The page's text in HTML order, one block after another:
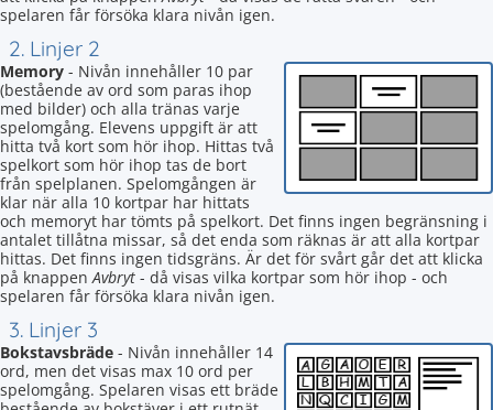
spelaren får försöka klara nivån igen.
2. Linjer 2
Memory - Nivån innehåller 10 par
(bestående av ord som paras ihop
med bilder) och alla tränas varje
spelomgång. Elevens uppgift är att
hitta två kort som hör ihop. Hittas två
spelkort som hör ihop tas de bort
från spelplanen. Spelomgången är
klar när alla 10 kortpar har hittats
och memoryt har tömts på spelkort. Det finns ingen begränsning i
antalet tillåtna missar, så det enda som räknas är att alla kortpar
hittas. Det finns ingen tidsgräns. Är det för svårt går det att klicka
på knappenAvbryt - då visas vilka kortpar som hör ihop - och
spelaren får försöka klara nivån igen.
3. Linjer 3
Bokstavsbräde - Nivån innehåller 14
ord, men det visas max 10 ord per
spelomgång. Spelaren visas ett bräde